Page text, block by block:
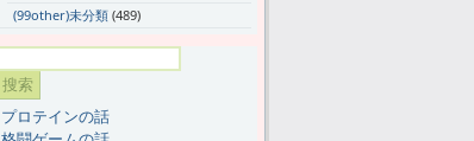
(99other)未分類 (489)
プロテインの話